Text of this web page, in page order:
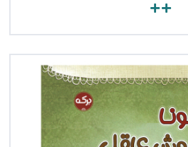
مشاهده کتاب